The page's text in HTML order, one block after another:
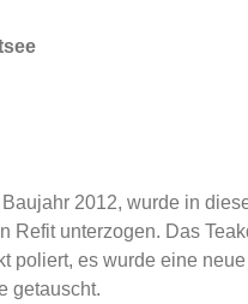
2012, wurde in
Refit unterzogen. Das
poliert, es wurde eine
getauscht.